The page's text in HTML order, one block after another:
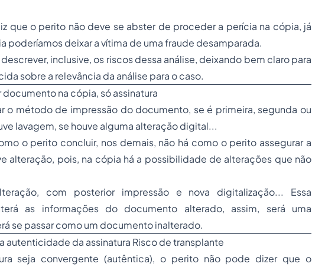
que o perito não deve se abster de proceder a perícia na cópia, já
poderíamos deixar a vítima de uma fraude desamparada.
inclusive, os riscos dessa análise, deixando bem claro para
sobre a relevância da análise para o caso.
na cópia, só assinatura
o método de impressão do documento, se é primeira, segunda ou
lavagem, se houve alguma alteração digital...
o perito concluir, nos demais, não há como o perito assegurar a
alteração, pois, na cópia há a possibilidade de alterações que não
com posterior impressão e nova digitalização... Essa
as informações do documento alterado, assim, será uma
se passar como um documento inalterado.
autenticidade da assinatura Risco de transplante
seja convergente (autêntica), o perito não pode dizer que o